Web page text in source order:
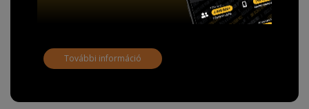
További információ